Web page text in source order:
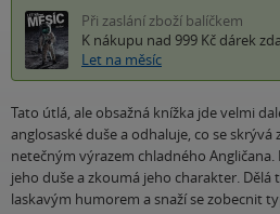
Při zaslání zboží balíčkem
K nákupu nad 999 Kč dárek
Let na měsíc
Tato útlá, ale obsažná knížka jde velmi
anglosaské duše a odhaluje, co se
netečným výrazem chladného
jeho duše a zkoumá jeho charakter. Dělá
laskavým humorem a snaží se zobecnit